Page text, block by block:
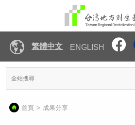
繁體中文 ENGLISH
首頁 成果分享